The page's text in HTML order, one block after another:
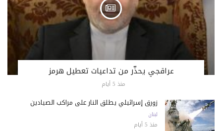
عراقجي يحذّر من تداعيات تعطيل هرمز
منذ 5 أيام
زورق إسرائيلي يطلق النار على مراكب الصيادين
لبنان
منذ 5 أيام